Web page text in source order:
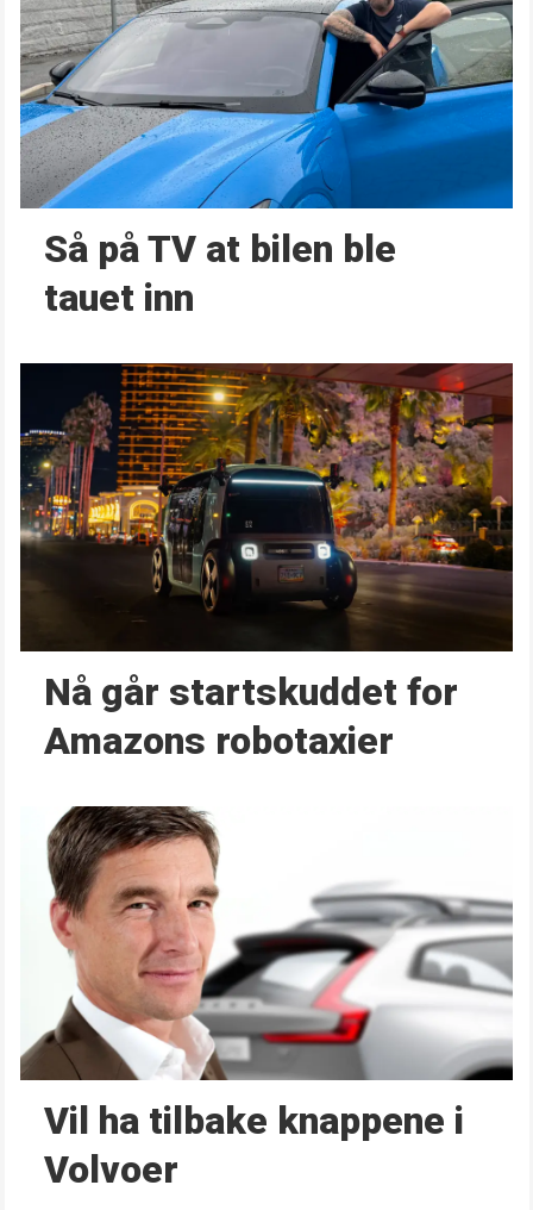
Så på TV at bilen ble
tauet inn
Nå går start­skuddet for
Amazons robotaxier
Vil ha tilbake knappene i
Volvoer